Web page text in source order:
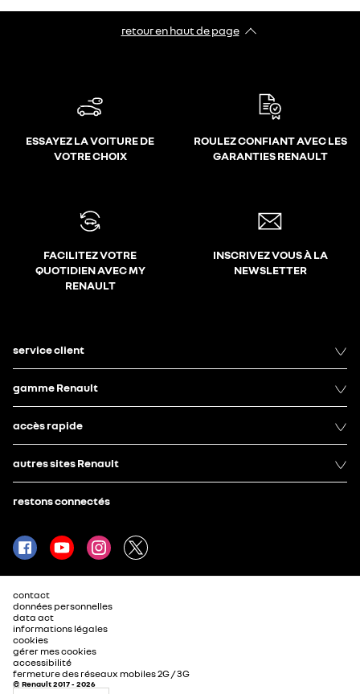
retour en haut de page​
ESSAYEZ LA VOITURE DE
VOTRE CHOIX
ROULEZ CONFIANT AVEC LES
GARANTIES RENAULT
FACILITEZ VOTRE
QUOTIDIEN AVEC MY
RENAULT
INSCRIVEZ VOUS À LA
NEWSLETTER
service client
gamme Renault
accès rapide
autres sites Renault
restons connectés
contact
données personnelles
data act
informations légales
cookies
gérer mes cookies
accessibilité
fermeture des réseaux mobiles 2G / 3G
© Renault 2017 - 2026